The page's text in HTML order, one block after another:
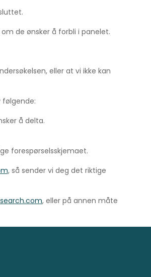
de ønsker å forbli i panelet.
eller at vi ikke kan
å delta.
forespørselsskjemaet.
, så sender vi deg det riktige
, eller på annen måte